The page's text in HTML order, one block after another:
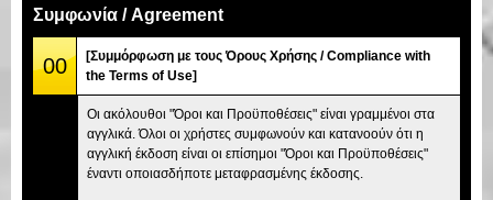
Αλλαγή Καταστήματος
Τόκιο Σινάγαουα #1
Τόκιο Ακίχαμπαρα #2
Τόκιο Σιμπούγια Annex Τόκιο Κόλπος
Τόκιο Ασακούσα Οσάκα
Συμφωνία / Agreement
00
[Συμμόρφωση με τους Όρους Χρήσης / Compliance with
the Terms of Use]
Οι ακόλουθοι "Όροι και Προϋποθέσεις" είναι γραμμένοι στα
αγγλικά. Όλοι οι χρήστες συμφωνούν και κατανοούν ότι η
αγγλική έκδοση είναι οι επίσημοι "Όροι και Προϋποθέσεις"
έναντι οποιασδήποτε μεταφρασμένης έκδοσης.